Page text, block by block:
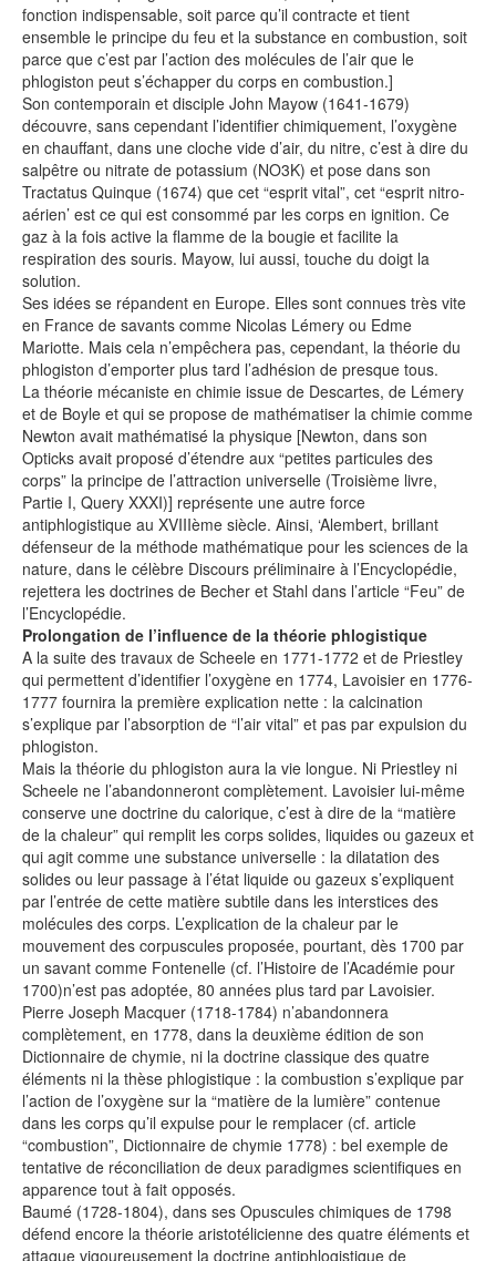
fonction indispensable, soit parce qu’il contracte et tient
ensemble le principe du feu et la substance en combustion, soit
parce que c’est par l’action des molécules de l’air que le
phlogiston peut s’échapper du corps en combustion.]
Son contemporain et disciple John Mayow (1641-1679)
découvre, sans cependant l’identifier chimiquement, l’oxygène
en chauffant, dans une cloche vide d’air, du nitre, c’est à dire du
salpêtre ou nitrate de potassium (NO3K) et pose dans son
Tractatus Quinque (1674) que cet “esprit vital”, cet “esprit nitro-
aérien’ est ce qui est consommé par les corps en ignition. Ce
gaz à la fois active la flamme de la bougie et facilite la
respiration des souris. Mayow, lui aussi, touche du doigt la
solution.
Ses idées se répandent en Europe. Elles sont connues très vite
en France de savants comme Nicolas Lémery ou Edme
Mariotte. Mais cela n’empêchera pas, cependant, la théorie du
phlogiston d’emporter plus tard l’adhésion de presque tous.
La théorie mécaniste en chimie issue de Descartes, de Lémery
et de Boyle et qui se propose de mathématiser la chimie comme
Newton avait mathématisé la physique [Newton, dans son
Opticks avait proposé d’étendre aux “petites particules des
corps” la principe de l’attraction universelle (Troisième livre,
Partie I, Query XXXI)] représente une autre force
antiphlogistique au XVIIIème siècle. Ainsi, ‘Alembert, brillant
défenseur de la méthode mathématique pour les sciences de la
nature, dans le célèbre Discours préliminaire à l’Encyclopédie,
rejettera les doctrines de Becher et Stahl dans l’article “Feu” de
l’Encyclopédie.
Prolongation de l’influence de la théorie phlogistique
A la suite des travaux de Scheele en 1771-1772 et de Priestley
qui permettent d’identifier l’oxygène en 1774, Lavoisier en 1776-
1777 fournira la première explication nette : la calcination
s’explique par l’absorption de “l’air vital” et pas par expulsion du
phlogiston.
Mais la théorie du phlogiston aura la vie longue. Ni Priestley ni
Scheele ne l’abandonneront complètement. Lavoisier lui-même
conserve une doctrine du calorique, c’est à dire de la “matière
de la chaleur” qui remplit les corps solides, liquides ou gazeux et
qui agit comme une substance universelle : la dilatation des
solides ou leur passage à l’état liquide ou gazeux s’expliquent
par l’entrée de cette matière subtile dans les interstices des
molécules des corps. L’explication de la chaleur par le
mouvement des corpuscules proposée, pourtant, dès 1700 par
un savant comme Fontenelle (cf. l’Histoire de l’Académie pour
1700)n’est pas adoptée, 80 années plus tard par Lavoisier.
Pierre Joseph Macquer (1718-1784) n’abandonnera
complètement, en 1778, dans la deuxième édition de son
Dictionnaire de chymie, ni la doctrine classique des quatre
éléments ni la thèse phlogistique : la combustion s’explique par
l’action de l’oxygène sur la “matière de la lumière” contenue
dans les corps qu’il expulse pour le remplacer (cf. article
“combustion”, Dictionnaire de chymie 1778) : bel exemple de
tentative de réconciliation de deux paradigmes scientifiques en
apparence tout à fait opposés.
Baumé (1728-1804), dans ses Opuscules chimiques de 1798
défend encore la théorie aristotélicienne des quatre éléments et
attaque vigoureusement la doctrine antiphlogistique de